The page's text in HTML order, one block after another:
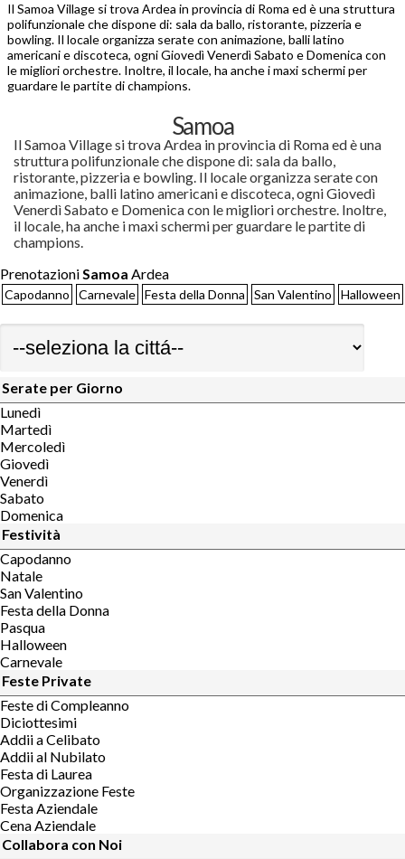
Il Samoa Village si trova Ardea in provincia di Roma ed è una struttura
polifunzionale che dispone di: sala da ballo, ristorante, pizzeria e
bowling. Il locale organizza serate con animazione, balli latino
americani e discoteca, ogni Giovedì Venerdì Sabato e Domenica con
le migliori orchestre. Inoltre, il locale, ha anche i maxi schermi per
guardare le partite di champions.
Samoa
Il Samoa Village si trova Ardea in provincia di Roma ed è una
struttura polifunzionale che dispone di: sala da ballo,
ristorante, pizzeria e bowling. Il locale organizza serate con
animazione, balli latino americani e discoteca, ogni Giovedì
Venerdì Sabato e Domenica con le migliori orchestre. Inoltre,
il locale, ha anche i maxi schermi per guardare le partite di
champions.
PrenotazioniSamoa Ardea
Capodanno Carnevale Festa della Donna San Valentino Halloween
Serate per Giorno
Lunedì
Martedì
Mercoledì
Giovedì
Venerdì
Sabato
Domenica
Festività
Capodanno
Natale
San Valentino
Festa della Donna
Pasqua
Halloween
Carnevale
Feste Private
Feste di Compleanno
Diciottesimi
Addii a Celibato
Addii al Nubilato
Festa di Laurea
Organizzazione Feste
Festa Aziendale
Cena Aziendale
Collabora con Noi